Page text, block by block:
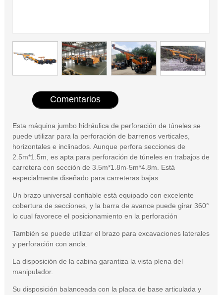
Comentarios
Esta máquina jumbo hidráulica de perforación de túneles se
puede utilizar para la perforación de barrenos verticales,
horizontales e inclinados. Aunque perfora secciones de
2.5m*1.5m, es apta para perforación de túneles en trabajos de
carretera con sección de 3.5m*1.8m-5m*4.8m. Está
especialmente diseñado para carreteras bajas.
Un brazo universal confiable está equipado con excelente
cobertura de secciones, y la barra de avance puede girar 360°
lo cual favorece el posicionamiento en la perforación
También se puede utilizar el brazo para excavaciones laterales
y perforación con ancla.
La disposición de la cabina garantiza la vista plena del
manipulador.
Su disposición balanceada con la placa de base articulada y